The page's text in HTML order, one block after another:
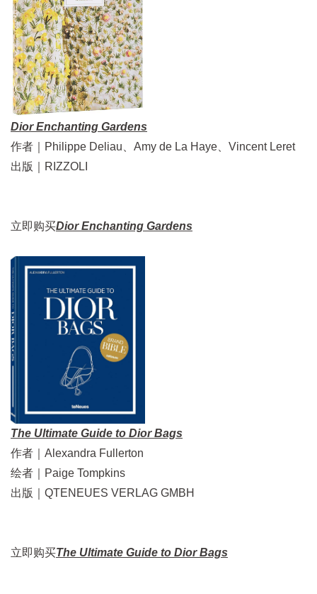
Dior Enchanting Gardens
作者｜Philippe Deliau、Amy de La Haye、Vincent Leret
出版｜RIZZOLI
立即购买Dior Enchanting Gardens
The Ultimate Guide to Dior Bags
作者｜Alexandra Fullerton
绘者｜Paige Tompkins
出版｜QTENEUES VERLAG GMBH
立即购买The Ultimate Guide to Dior Bags